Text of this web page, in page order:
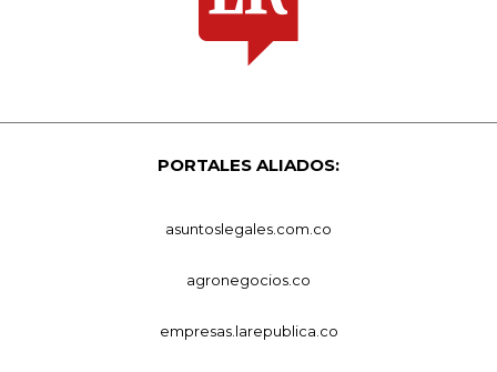
PORTALES ALIADOS:
asuntoslegales.com.co
agronegocios.co
empresas.larepublica.co